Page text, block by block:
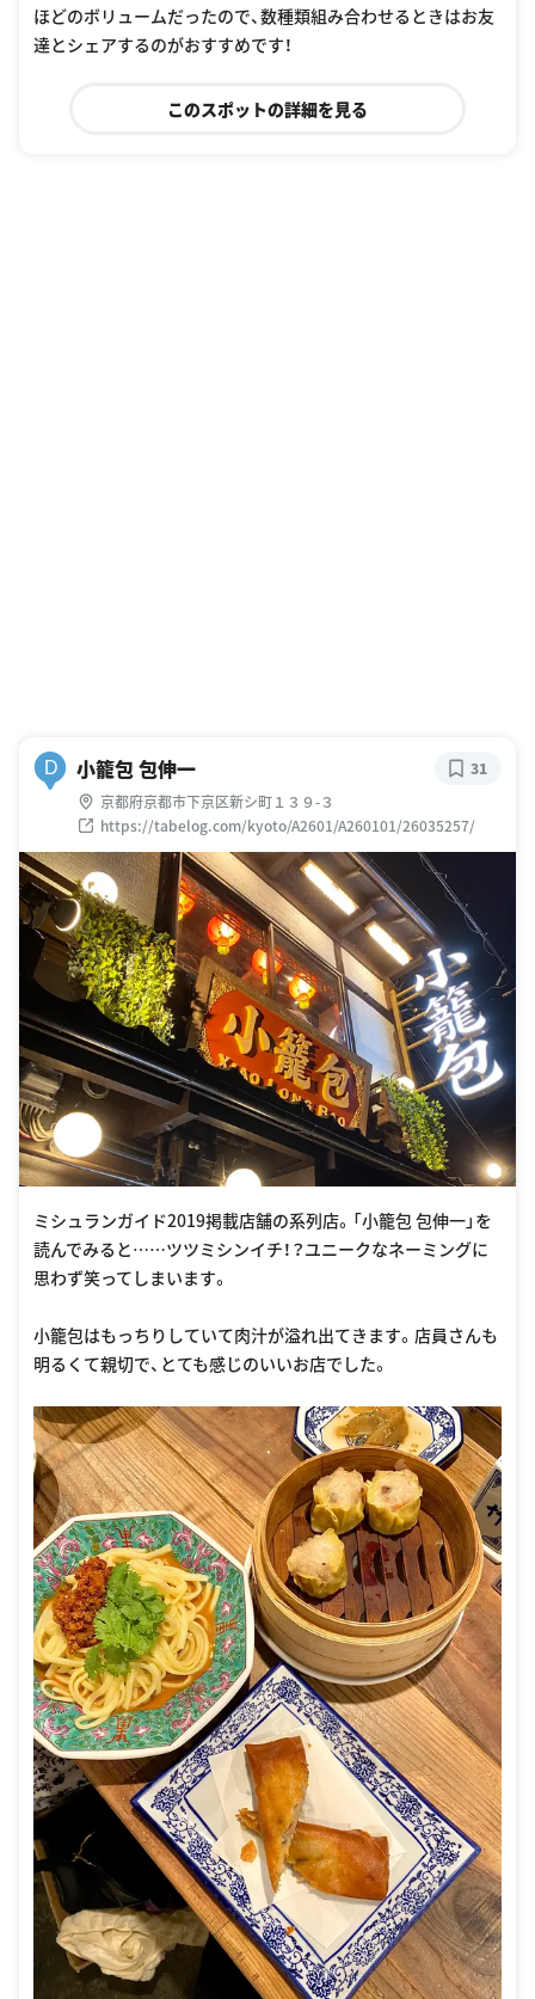
ほどのボリュームだったので、数種類組み合わせるときはお友
達とシェアするのがおすすめです！
このスポットの詳細を見る
D 小籠包 包伸一
京都府京都市下京区新シ町１３９-３
https://tabelog.com/kyoto/A2601/A260101/26035257/
31
ミシュランガイド2019掲載店舗の系列店。「小籠包 包伸一」を
読んでみると……ツツミシンイチ！？ユニークなネーミングに
思わず笑ってしまいます。
小籠包はもっちりしていて肉汁が溢れ出てきます。店員さんも
明るくて親切で、とても感じのいいお店でした。